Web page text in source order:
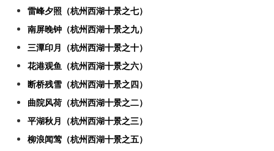
雷峰夕照（杭州西湖十景之七）
南屏晚钟（杭州西湖十景之九）
三潭印月（杭州西湖十景之十）
花港观鱼（杭州西湖十景之六）
断桥残雪（杭州西湖十景之四）
曲院风荷（杭州西湖十景之二）
平湖秋月（杭州西湖十景之三）
柳浪闻莺（杭州西湖十景之五）